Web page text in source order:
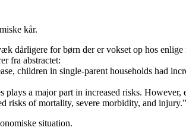
kår.
dårligere for børn der er vokset op hos
fra abstractet:
children in single-parent households had
a major part in increased risks.
risks of mortality, severe morbidity, and injury.”
situation.